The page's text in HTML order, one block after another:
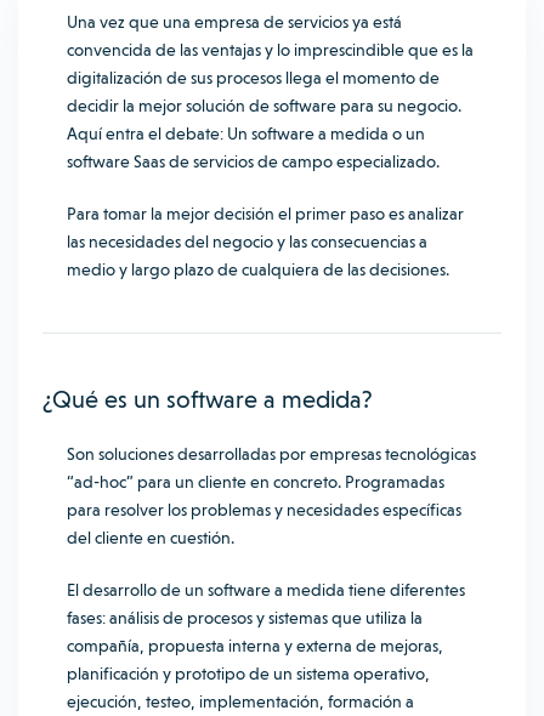
Una vez que una empresa de servicios ya está
convencida de las ventajas y lo imprescindible que es la
digitalización de sus procesos llega el momento de
decidir la mejor solución de software para su negocio.
Aquí entra el debate: Un software a medida o un
software Saas de servicios de campo especializado.
Para tomar la mejor decisión el primer paso es analizar
las necesidades del negocio y las consecuencias a
medio y largo plazo de cualquiera de las decisiones.
¿Qué es un software a medida?
Son soluciones desarrolladas por empresas tecnológicas
“ad-hoc” para un cliente en concreto. Programadas
para resolver los problemas y necesidades específicas
del cliente en cuestión.
El desarrollo de un software a medida tiene diferentes
fases: análisis de procesos y sistemas que utiliza la
compañía, propuesta interna y externa de mejoras,
planificación y prototipo de un sistema operativo,
ejecución, testeo, implementación, formación a